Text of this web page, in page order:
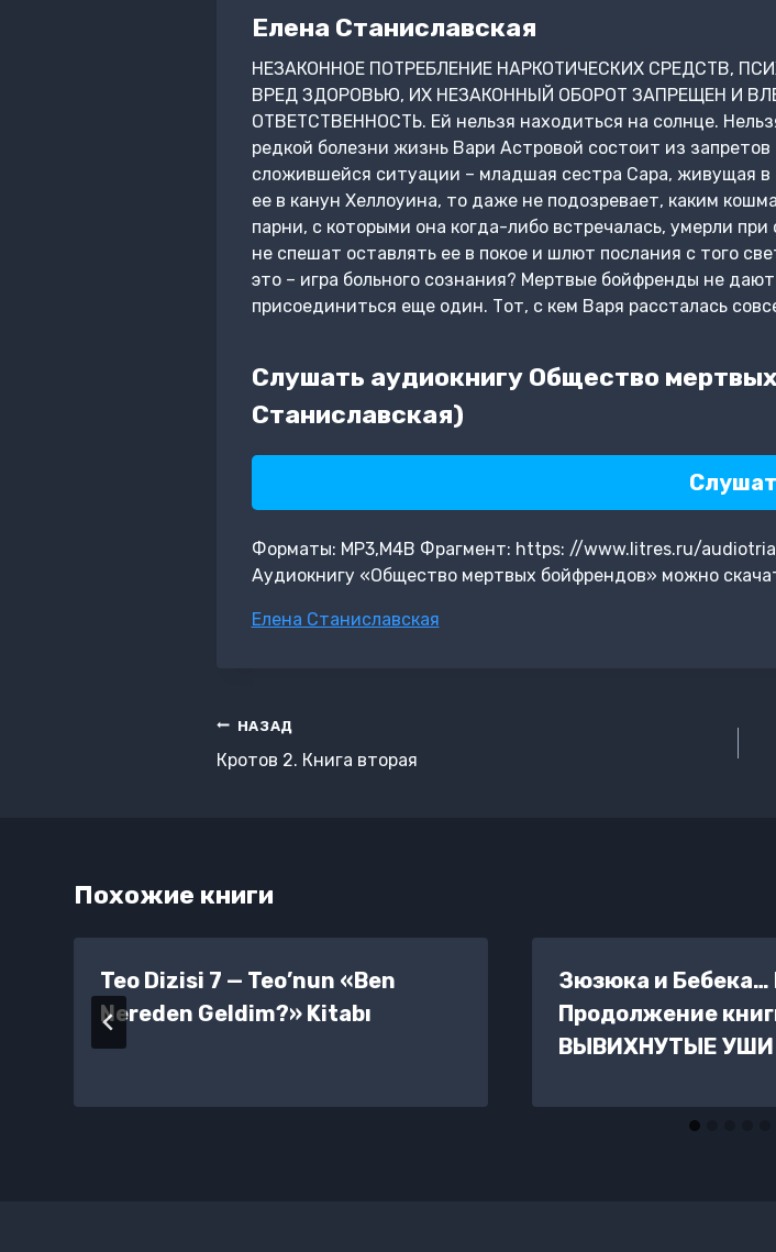
Елена Станиславская
НЕЗАКОННОЕ ПОТРЕБЛЕНИЕ НАРКОТИЧЕСКИХ СРЕДСТВ,
ВРЕД ЗДОРОВЬЮ, ИХ НЕЗАКОННЫЙ ОБОРОТ ЗАПРЕЩЕН И
ОТВЕТСТВЕННОСТЬ. Ей нельзя находиться на солнце.
редкой болезни жизнь Вари Астровой состоит из
сложившейся ситуации – младшая сестра Сара, живущая
ее в канун Хеллоуина, то даже не подозревает, каким
парни, с которыми она когда-либо встречалась, умерли
не спешат оставлять ее в покое и шлют послания с того
это – игра больного сознания? Мертвые бойфренды не
присоединиться еще один. Тот, с кем Варя рассталась
Слушать аудиокнигу Общество
Станиславская)
Форматы: MP3,M4B Фрагмент: https: //www.litres.ru/
Аудиокнигу «Общество мертвых бойфрендов» можно
Метки
Елена Станиславская
Навигация
по
НАЗАД
Кротов 2. Книга вторая
Похожие книги
Teo Dizisi 7 — Teo’nun «Ben
Nereden Geldim?» Kitabı
Зюзюка и
Продолжение
ВЫВИХНУТЫЕ УШИ